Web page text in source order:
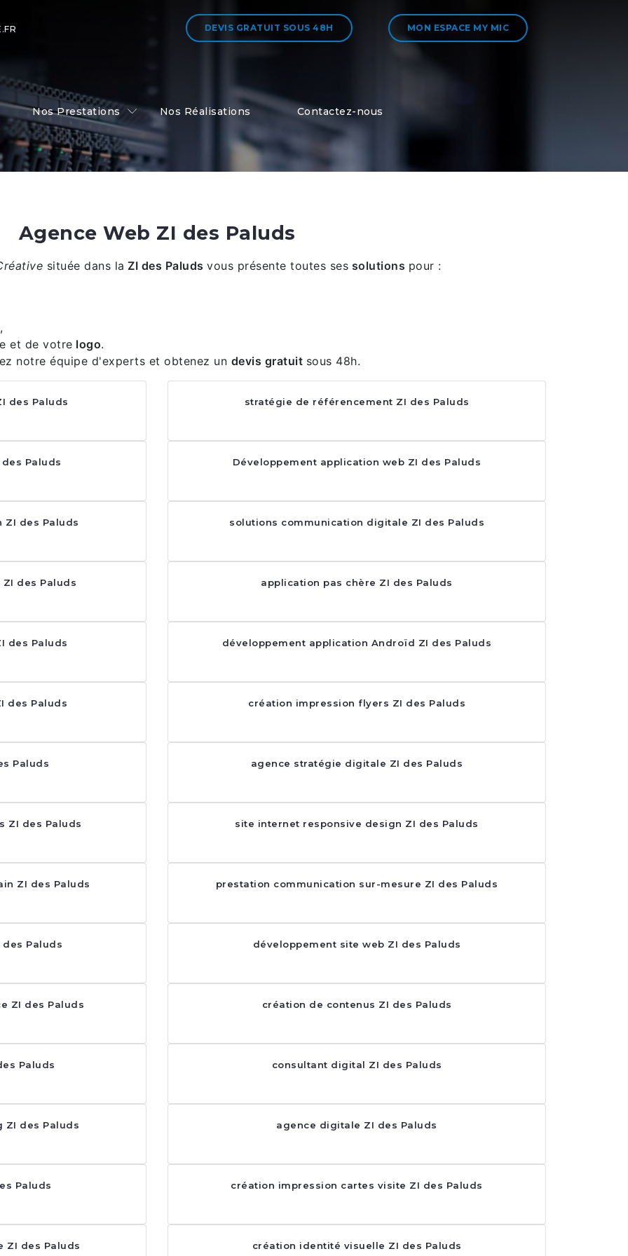
DEVIS GRATUIT SOUS 48H MON ESPACE MY MIC
Nos Prestations Nos Réalisations Contactez-nous
Agence Web ZI des Paluds
située dans la ZI des Paludsvous présente toutes ses solutions pour :
,
et de votre logo.
notre équipe d'experts et obtenez un devis gratuit sous 48h.
des Paluds stratégie de référencement ZI des Paluds
Paluds Développement application web ZI des Paluds
ZI des Paluds solutions communication digitale ZI des Paluds
des Paluds application pas chère ZI des Paluds
des Paluds développement application Androïd ZI des Paluds
des Paluds création impression flyers ZI des Paluds
Paluds agence stratégie digitale ZI des Paluds
ZI des Paluds site internet responsive design ZI des Paluds
ZI des Paluds prestation communication sur-mesure ZI des Paluds
Paluds développement site web ZI des Paluds
ZI des Paluds création de contenus ZI des Paluds
Paluds consultant digital ZI des Paluds
ZI des Paluds agence digitale ZI des Paluds
Paluds création impression cartes visite ZI des Paluds
ZI des Paluds création identité visuelle ZI des Paluds